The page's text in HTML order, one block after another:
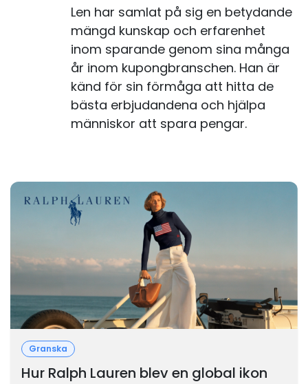
Len har samlat på sig en betydande
mängd kunskap och erfarenhet
inom sparande genom sina många
år inom kupongbranschen. Han är
känd för sin förmåga att hitta de
bästa erbjudandena och hjälpa
människor att spara pengar.
Granska
Hur Ralph Lauren blev en global ikon